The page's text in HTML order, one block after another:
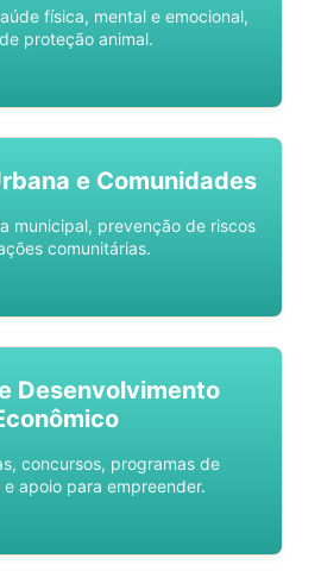
física, mental e emocional,
proteção animal.
e Comunidades
municipal, prevenção de riscos
comunitárias.
Desenvolvimento
concursos, programas de
apoio para empreender.